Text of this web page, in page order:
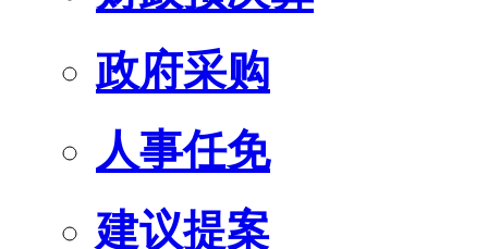
政府采购
人事任免
建议提案